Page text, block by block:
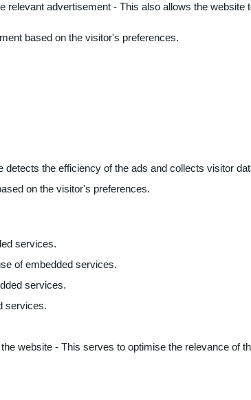
advertisement - This also allows the
based on the visitor's preferences.
the efficiency of the ads and collects visitor
on the visitor's preferences.
services.
of embedded services.
services.
services.
website - This serves to optimise the relevance of